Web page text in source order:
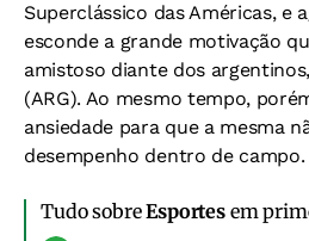
Superclássico das Américas, e
esconde a grande motivação
amistoso diante dos
(ARG). Ao mesmo tempo,
ansiedade para que a mesma
desempenho dentro de campo.
Tudo sobreEsportesem